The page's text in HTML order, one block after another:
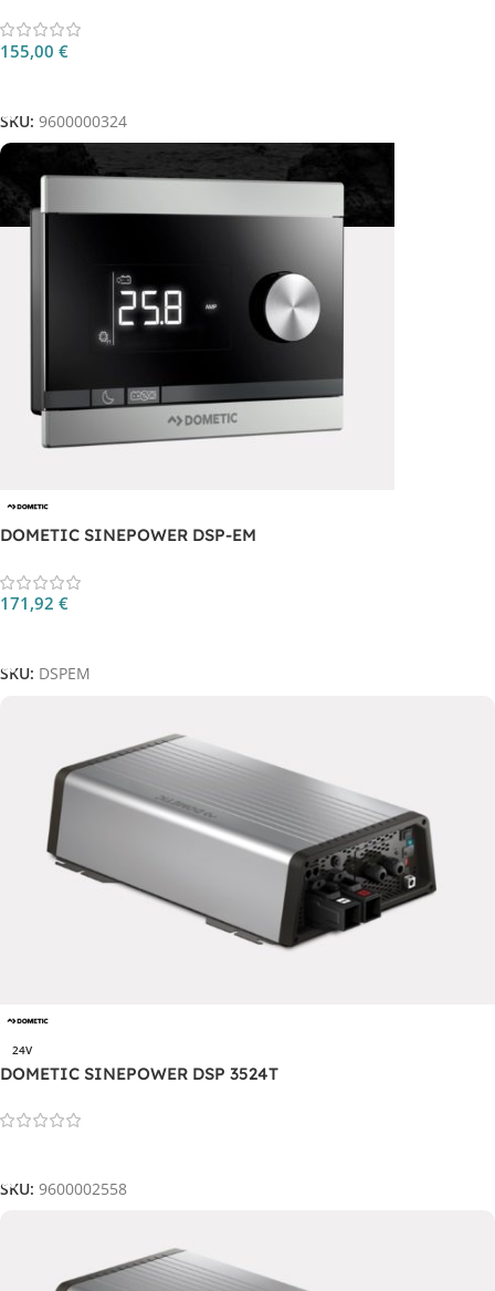
155,00 €
SKU: 9600000324
DOMETIC SINEPOWER DSP-EM
171,92 €
SKU: DSPEM
24V
DOMETIC SINEPOWER DSP 3524T
SKU: 9600002558